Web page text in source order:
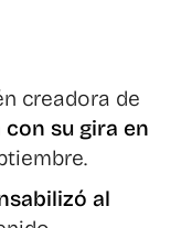
creadora de
su gira en
al